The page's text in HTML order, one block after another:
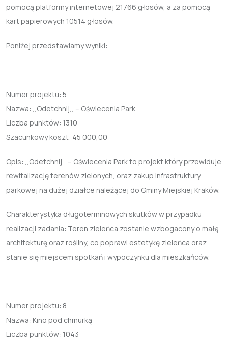
pomocą platformy internetowej 21766 głosów, a za pomocą
kart papierowych 10514 głosów.
Poniżej przedstawiamy wyniki:
Numer projektu: 5
Nazwa: ,,Odetchnij,, – Oświecenia Park
Liczba punktów: 1310
Szacunkowy koszt: 45 000,00
Opis: ,,Odetchnij,, – Oświecenia Park to projekt który przewiduje
rewitalizację terenów zielonych, oraz zakup infrastruktury
parkowej na dużej działce należącej do Gminy Miejskiej Kraków.
Charakterystyka długoterminowych skutków w przypadku
realizacji zadania: Teren zieleńca zostanie wzbogacony o małą
architekturę oraz rośliny, co poprawi estetykę zieleńca oraz
stanie się miejscem spotkań i wypoczynku dla mieszkańców.
Numer projektu: 8
Nazwa: Kino pod chmurką
Liczba punktów: 1043